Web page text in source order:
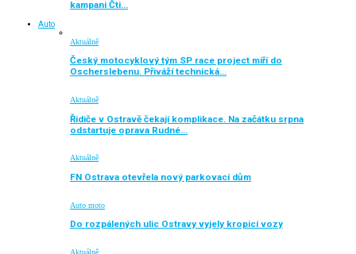
kampani Čti…
Auto
Aktuálně
Český motocyklový tým SP race project míří do
Oscherslebenu. Přiváží technická…
Aktuálně
Řidiče v Ostravě čekají komplikace. Na začátku srpna
odstartuje oprava Rudné…
Aktuálně
FN Ostrava otevřela nový parkovací dům
Auto moto
Do rozpálených ulic Ostravy vyjely kropicí vozy
Aktuálně